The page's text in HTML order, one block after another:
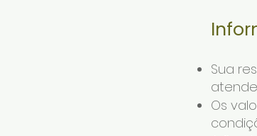
Sua
Os